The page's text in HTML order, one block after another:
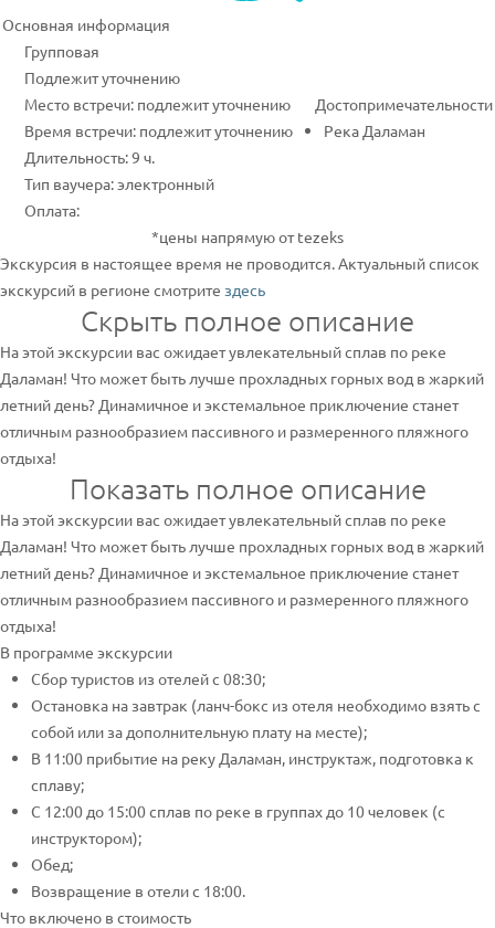
Основная информация
Групповая
Подлежит уточнению
Место встречи: подлежит уточнению
Время встречи: подлежит уточнению
Длительность: 9 ч.
Тип ваучера: электронный
Оплата:
Достопримечательности
Река Даламан
*цены напрямую от tezeks
Экскурсия в настоящее время не проводится. Актуальный список
экскурсий в регионе смотрите здесь
Скрыть полное описание
На этой экскурсии вас ожидает увлекательный сплав по реке
Даламан! Что может быть лучше прохладных горных вод в жаркий
летний день? Динамичное и экстемальное приключение станет
отличным разнообразием пассивного и размеренного пляжного
отдыха!
Показать полное описание
На этой экскурсии вас ожидает увлекательный сплав по реке
Даламан! Что может быть лучше прохладных горных вод в жаркий
летний день? Динамичное и экстемальное приключение станет
отличным разнообразием пассивного и размеренного пляжного
отдыха!
В программе экскурсии
Сбор туристов из отелей с 08:30;
Остановка на завтрак (ланч-бокс из отеля необходимо взять с
собой или за дополнительную плату на месте);
В 11:00 прибытие на реку Даламан, инструктаж, подготовка к
сплаву;
С 12:00 до 15:00 сплав по реке в группах до 10 человек (с
инструктором);
Обед;
Возвращение в отели с 18:00.
Что включено в стоимость